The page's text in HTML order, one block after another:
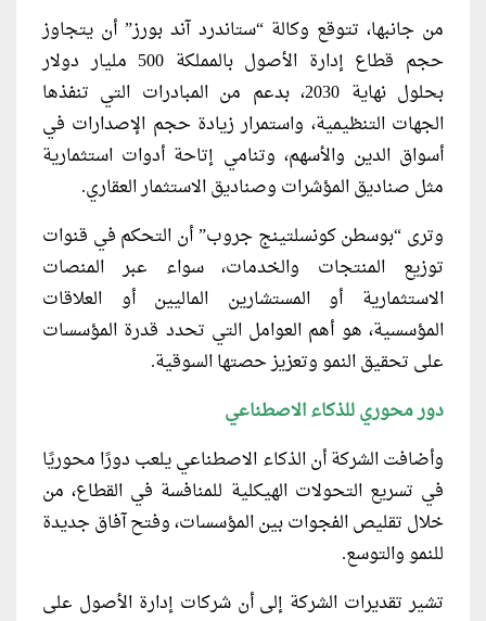
من جانبها، تتوقع وكالة “ستاندرد آند بورز” أن يتجاوز
حجم قطاع إدارة الأصول بالمملكة 500 مليار دولار
بحلول نهاية 2030، بدعم من المبادرات التي تنفذها
الجهات التنظيمية، واستمرار زيادة حجم الإصدارات في
أسواق الدين والأسهم، وتنامي إتاحة أدوات استثمارية
مثل صناديق المؤشرات وصناديق الاستثمار العقاري.
وترى “بوسطن كونسلتينج جروب” أن التحكم في قنوات
توزيع المنتجات والخدمات، سواء عبر المنصات
الاستثمارية أو المستشارين الماليين أو العلاقات
المؤسسية، هو أهم العوامل التي تحدد قدرة المؤسسات
على تحقيق النمو وتعزيز حصتها السوقية.
دور محوري للذكاء الاصطناعي
وأضافت الشركة أن الذكاء الاصطناعي يلعب دورًا محوريًا
في تسريع التحولات الهيكلية للمنافسة في القطاع، من
خلال تقليص الفجوات بين المؤسسات، وفتح آفاق جديدة
للنمو والتوسع.
تشير تقديرات الشركة إلى أن شركات إدارة الأصول على